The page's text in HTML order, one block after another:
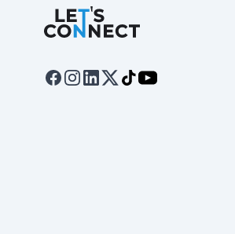
Let's Connect